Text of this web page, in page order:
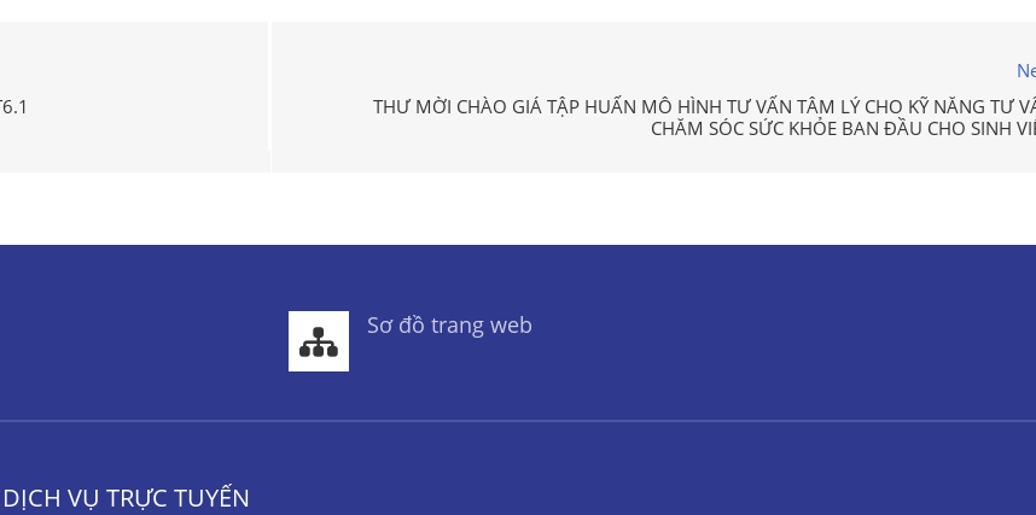
THƯ MỜI CHÀO GIÁ TẬP HUẤN MÔ HÌNH TƯ VẤN TÂM LÝ CHO KỸ NĂNG TƯ
CHĂM SÓC SỨC KHỎE BAN ĐẦU CHO SINH
Sơ đồ trang web
DỊCH VỤ TRỰC TUYẾN